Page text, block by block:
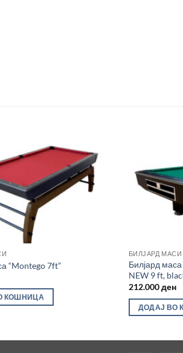
Во
желботека
“Montego 7ft”
КОШНИЦА
БИЛЈАРД МАСИ
Билјард
NEW 9 ft,
212.000ден
ДОДАЈ ВО